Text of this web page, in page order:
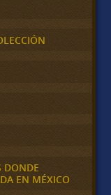
DONDE
EN MÉXICO